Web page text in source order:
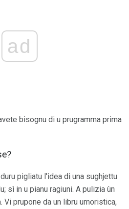
ad
bisognu di u prugramma prima
pigliatu l'idea di una sughjettu
sì in u pianu ragiuni. A pulizia ùn
Vi prupone da un libru umoristica,